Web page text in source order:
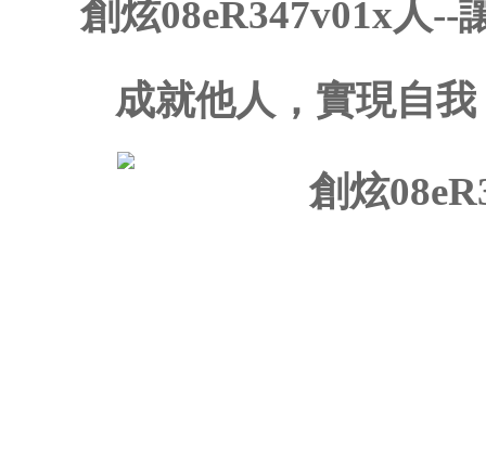
創炫08eR347v01x人--
成就他人，實現自我